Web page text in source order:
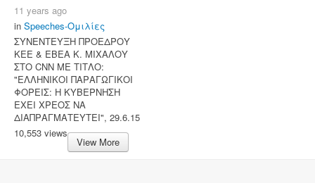
11 years ago
in Speeches-Ομιλίες
ΣΥΝΕΝΤΕΥΞΗ ΠΡΟΕΔΡΟΥ
ΚΕΕ & ΕΒΕΑ Κ. ΜΙΧΑΛΟΥ
ΣΤΟ CNN ΜΕ ΤΙΤΛΟ:
"ΕΛΛΗΝΙΚΟΙ ΠΑΡΑΓΩΓΙΚΟΙ
ΦΟΡΕΙΣ: Η ΚΥΒΕΡΝΗΣΗ
ΕΧΕΙ ΧΡΕΟΣ ΝΑ
ΔΙΑΠΡΑΓΜΑΤΕΥΤΕΙ", 29.6.15
10,553 views
View More